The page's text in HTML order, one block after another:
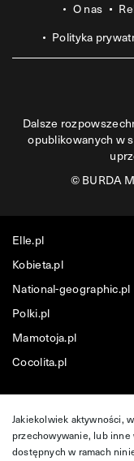
O nas
Polityka
Dalsze
opublikowanych w
©BURDA
Elle.pl
Kobieta.pl
National-geographic.pl
Polki.pl
Mamotoja.pl
Cocolita.pl
Jakiekolwiek aktywności,
przechowywanie, lub
dostępnych w ramach